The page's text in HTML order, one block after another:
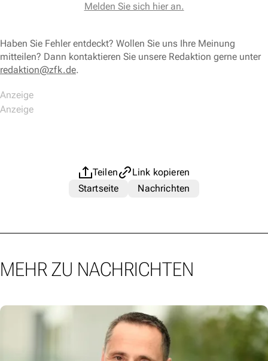
Melden Sie sich hier an.
Haben Sie Fehler entdeckt? Wollen Sie uns Ihre Meinung
mitteilen? Dann kontaktieren Sie unsere Redaktion gerne unter
redaktion@zfk.de.
Teilen
Link kopieren
Startseite
Nachrichten
MEHR ZU NACHRICHTEN